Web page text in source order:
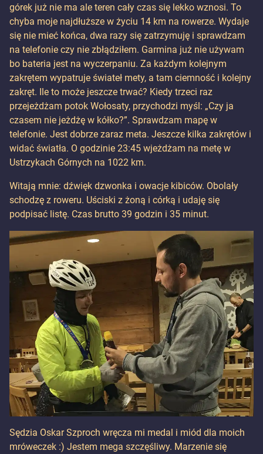
górek już nie ma ale teren cały czas się lekko wznosi. To
chyba moje najdłuższe w życiu 14 km na rowerze. Wydaje
się nie mieć końca, dwa razy się zatrzymuję i sprawdzam
na telefonie czy nie zbłądziłem. Garmina już nie używam
bo bateria jest na wyczerpaniu. Za każdym kolejnym
zakrętem wypatruje świateł mety, a tam ciemność i kolejny
zakręt. Ile to może jeszcze trwać? Kiedy trzeci raz
przejeżdżam potok Wołosaty, przychodzi myśl: „Czy ja
czasem nie jeżdżę w kółko?”. Sprawdzam mapę w
telefonie. Jest dobrze zaraz meta. Jeszcze kilka zakrętów i
widać światła. O godzinie 23:45 wjeżdżam na metę w
Ustrzykach Górnych na 1022 km.
Witają mnie: dźwięk dzwonka i owacje kibiców. Obolały
schodzę z roweru. Uściski z żoną i córką i udaję się
podpisać listę. Czas brutto 39 godzin i 35 minut.
Sędzia Oskar Szproch wręcza mi medal i miód dla moich
mróweczek :) Jestem mega szczęśliwy. Marzenie się